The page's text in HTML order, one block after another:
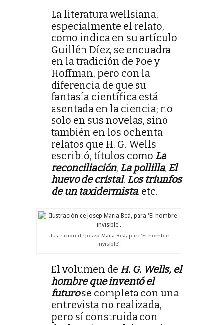
La literatura wellsiana,
especialmente el relato,
como indica en su artículo
Guillén Díez, se encuadra
en la tradición de Poe y
Hoffman, pero con la
diferencia de que su
fantasía científica está
asentada en la ciencia; no
solo en sus novelas, sino
también en los ochenta
relatos que H. G. Wells
escribió, títulos como La
reconciliación, La pollilla, El
huevo de cristal, Los triunfos
de un taxidermista, etc.
Ilustración de Josep Maria Beà, para ‘El hombre
invisible’.
El volumen de H. G. Wells, el
hombre que inventó el
futurose completa con una
entrevista no realizada,
pero sí construida con